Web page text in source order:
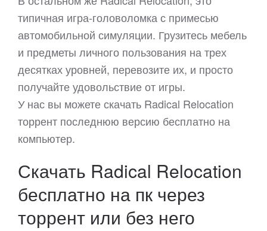
типичная игра-головоломка с примесью
автомобильной симуляции. Грузитесь мебель
и предметы личного пользования на трех
десятках уровней, перевозите их, и просто
получайте удовольствие от игры.
У нас вы можете скачать Radical Relocation
торрент последнюю версию бесплатно на
компьютер.
Скачать Radical Relocation
бесплатно на пк через
торрент или без него